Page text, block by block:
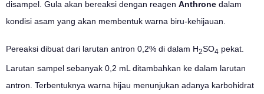
disampel. Gula akan bereaksi dengan reagen Anthrone dalam
kondisi asam yang akan membentuk warna biru-kehijauan.
Pereaksi dibuat dari larutan antron 0,2% di dalam H­2SO4 pekat.
Larutan sampel sebanyak 0,2 mL ditambahkan ke dalam larutan
antron. Terbentuknya warna hijau menunjukan adanya karbohidrat